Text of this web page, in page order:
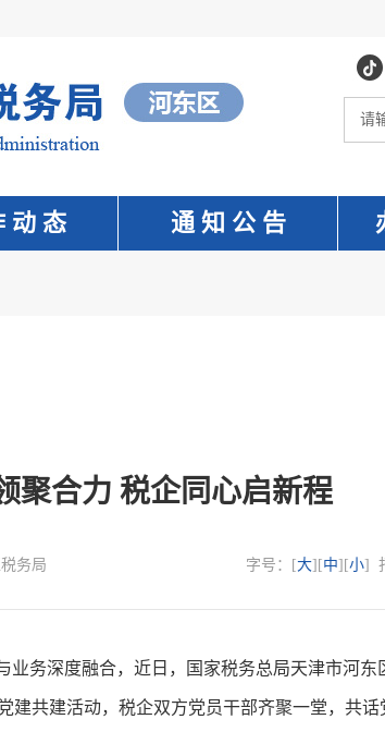
动 态 通 知 公 告
聚合力 税企同心启新程
务局 字号：[大][中][小]
务深度融合，近日，国家税务总局天津市河东
建共建活动，税企双方党员干部齐聚一堂，共